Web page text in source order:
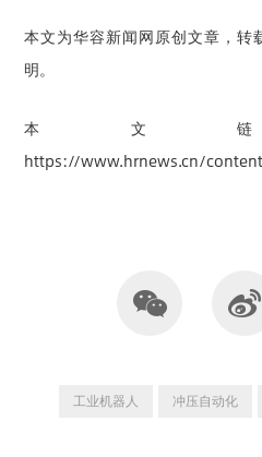
本文为华容新闻网原创文章，转
明。
本文
https://www.hrnews.cn/
工业机器人 冲压自动化